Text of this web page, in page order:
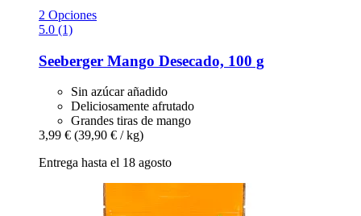
2 Opciones
5.0 (1)
Seeberger Mango Desecado, 100 g
Sin azúcar añadido
Deliciosamente afrutado
Grandes tiras de mango
3,99 € (39,90 € / kg)
Entrega hasta el 18 agosto